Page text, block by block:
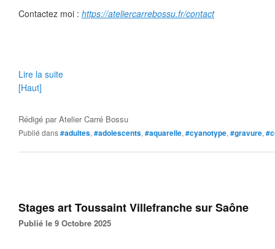
Contactez moi : https://ateliercarrebossu.fr/contact
Lire la suite
[Haut]
Rédigé parAtelier Carré Bossu
Publié dans#adultes, #adolescents, #aquarelle, #cyanotype, #gravure,
Stages art Toussaint Villefranche sur Saône
Publié le 9 Octobre 2025